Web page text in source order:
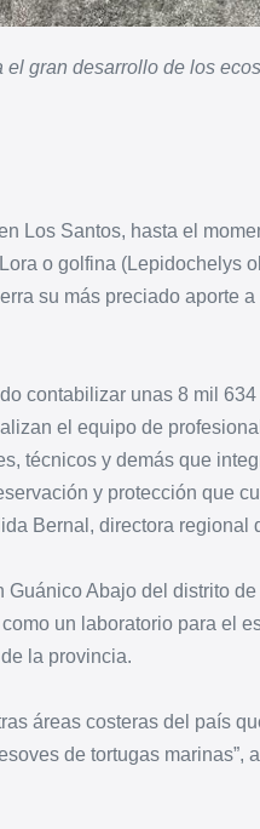
gran desarrollo de los
Los Santos, hasta el
o golfina (Lepidochelys
su más preciado aporte
contabilizar unas 8 mil
el equipo de
técnicos y demás que
y protección que
Bernal, directora regional
Guánico Abajo del distrito
un laboratorio para el
la provincia.
áreas costeras del país
de tortugas marinas”,